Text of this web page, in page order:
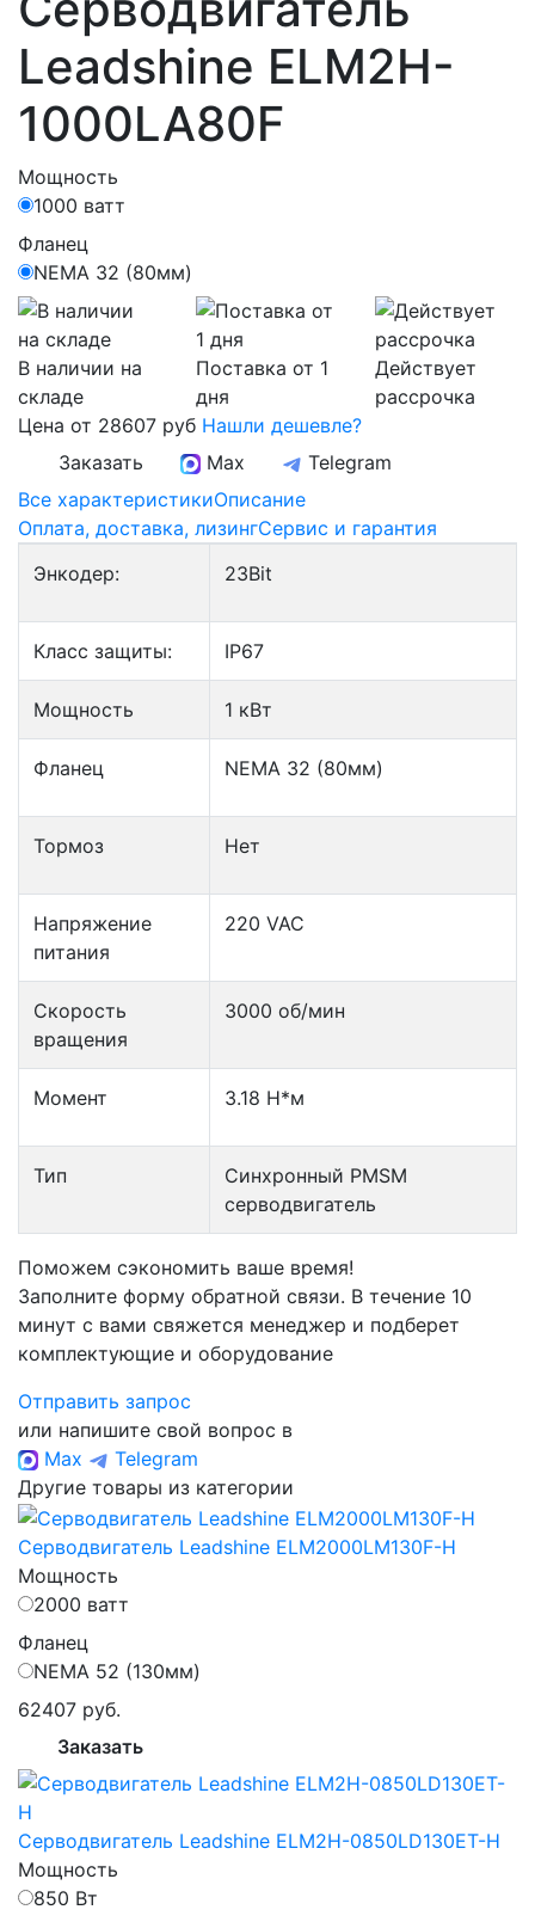
Leadshine ELM2H-
1000LA80F
Мощность
1000 ватт
Фланец
NEMA 32 (80мм)
В наличии на
складе
Поставка от 1
дня
Действует
рассрочка
Цена от 28607 руб Нашли дешевле?
Заказать
Max
Telegram
Все характеристикиОписание
Оплата, доставка, лизингСервис и гарантия
Энкодер:
23Bit
Класс защиты: IP67
Мощность 1 кВт
Фланец NEMA 32 (80мм)
Тормоз Нет
Напряжение
питания
220 VAC
Скорость
вращения
3000 об/мин
Момент 3.18 Н*м
Тип
Синхронный PMSM
серводвигатель
Поможем сэкономить ваше время!
Заполните форму обратной связи. В течение 10
минут с вами свяжется менеджер и подберет
комплектующие и оборудование
Отправить запрос
или напишите свой вопрос в
Max
Telegram
Другие товары из категории
Серводвигатель Leadshine ELM2000LM130F-H
Мощность
2000 ватт
Фланец
NEMA 52 (130мм)
62407 руб.
Заказать
Серводвигатель Leadshine ELM2H-0850LD130ET-H
Мощность
850 Вт